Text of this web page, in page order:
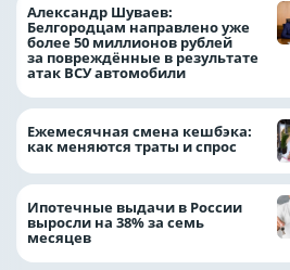
Александр Шуваев:
Белгородцам направлено уже
более 50 миллионов рублей
за повреждённые в результате
атак ВСУ автомобили
Ежемесячная смена кешбэка:
как меняются траты и спрос
Ипотечные выдачи в России
выросли на 38% за семь
месяцев